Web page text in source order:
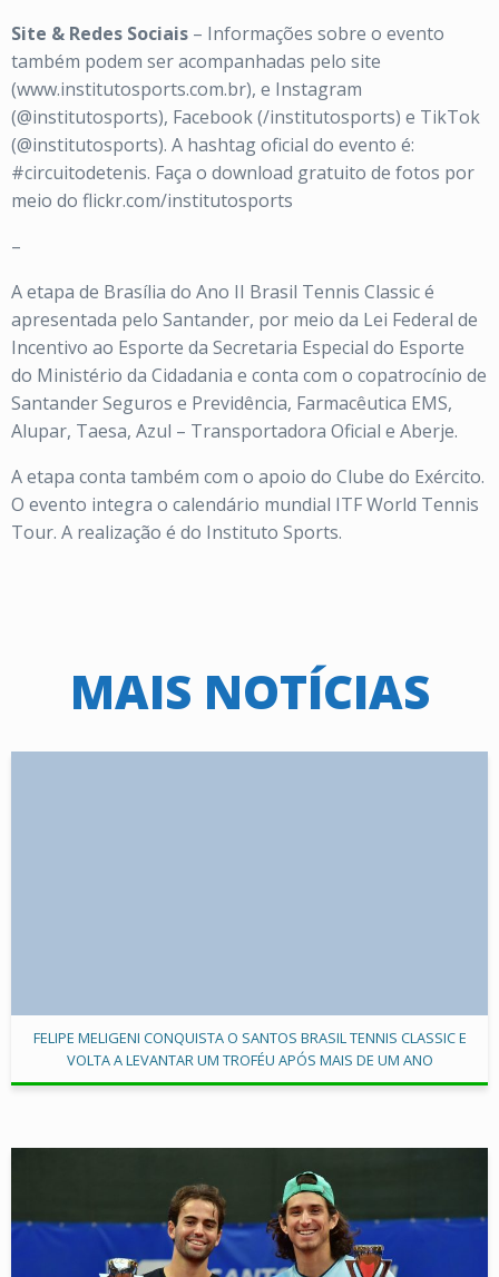
Site & Redes Sociais – Informações sobre o evento
também podem ser acompanhadas pelo site
(www.institutosports.com.br), e Instagram
(@institutosports), Facebook (/institutosports) e TikTok
(@institutosports). A hashtag oficial do evento é:
#circuitodetenis. Faça o download gratuito de fotos por
meio do flickr.com/institutosports
–
A etapa de Brasília do Ano II Brasil Tennis Classic é
apresentada pelo Santander, por meio da Lei Federal de
Incentivo ao Esporte da Secretaria Especial do Esporte
do Ministério da Cidadania e conta com o copatrocínio de
Santander Seguros e Previdência, Farmacêutica EMS,
Alupar, Taesa, Azul – Transportadora Oficial e Aberje.
A etapa conta também com o apoio do Clube do Exército.
O evento integra o calendário mundial ITF World Tennis
Tour. A realização é do Instituto Sports.
MAIS NOTÍCIAS
FELIPE MELIGENI CONQUISTA O SANTOS BRASIL TENNIS CLASSIC E
VOLTA A LEVANTAR UM TROFÉU APÓS MAIS DE UM ANO